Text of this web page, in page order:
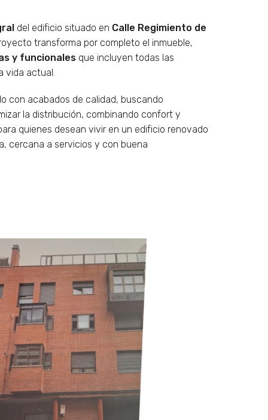
del edificio situado en Calle Regimiento de
transforma por completo el inmueble,
y funcionales que incluyen todas las
vida actual.
con acabados de calidad, buscando
la distribución, combinando confort y
quienes desean vivir en un edificio renovado
cercana a servicios y con buena